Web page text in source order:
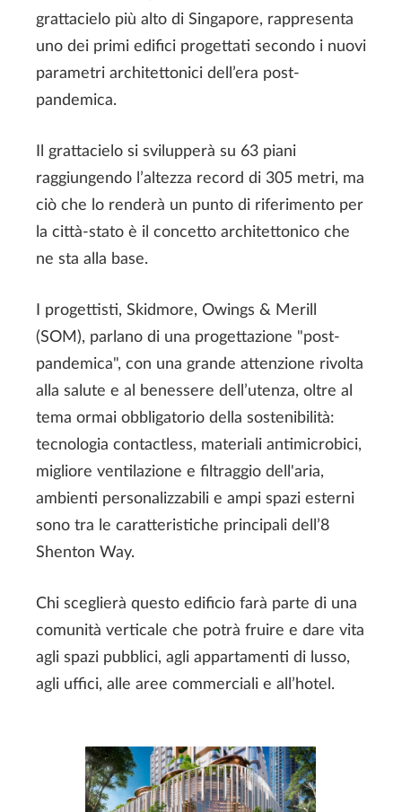
grattacielo più alto di Singapore, rappresenta
uno dei primi edifici progettati secondo i nuovi
parametri architettonici dell’era post-
pandemica.
Il grattacielo si svilupperà su 63 piani
raggiungendo l’altezza record di 305 metri, ma
ciò che lo renderà un punto di riferimento per
la città-stato è il concetto architettonico che
ne sta alla base.
I progettisti, Skidmore, Owings & Merill
(SOM), parlano di una progettazione "post-
pandemica", con una grande attenzione rivolta
alla salute e al benessere dell’utenza, oltre al
tema ormai obbligatorio della sostenibilità:
tecnologia contactless, materiali antimicrobici,
migliore ventilazione e filtraggio dell'aria,
ambienti personalizzabili e ampi spazi esterni
sono tra le caratteristiche principali dell’8
Shenton Way.
Chi sceglierà questo edificio farà parte di una
comunità verticale che potrà fruire e dare vita
agli spazi pubblici, agli appartamenti di lusso,
agli uffici, alle aree commerciali e all’hotel.